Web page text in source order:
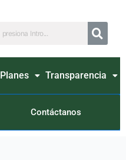
Planes Transparencia
Contáctanos